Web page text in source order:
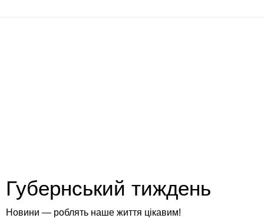
Губернський тиждень
Новини — роблять наше життя цікавим!